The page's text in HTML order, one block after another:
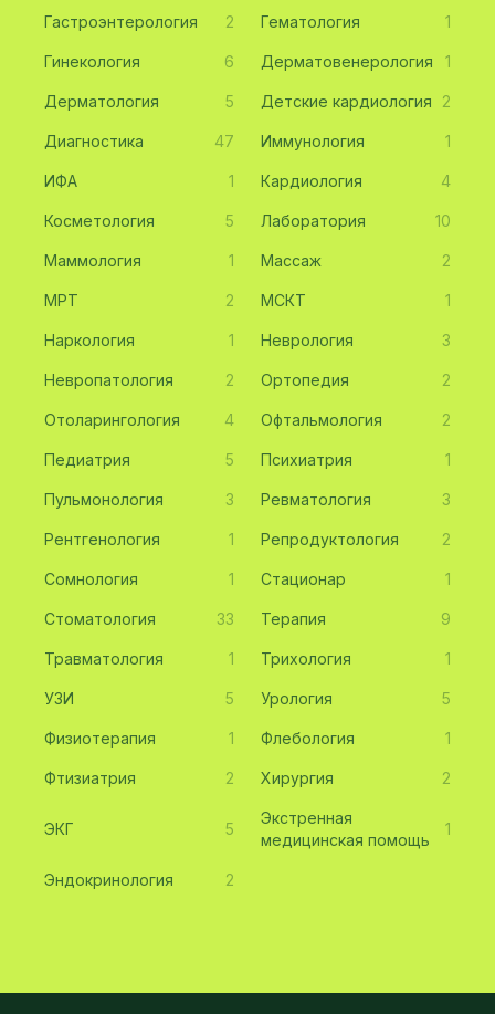
Гастроэнтерология 2 Гематология 1
Гинекология 6 Дерматовенерология 1
Дерматология 5 Детские кардиология 2
Диагностика 47 Иммунология 1
ИФА 1 Кардиология 4
Косметология 5 Лаборатория 10
Маммология 1 Массаж 2
МРТ 2 МСКТ 1
Наркология 1 Неврология 3
Невропатология 2 Ортопедия 2
Отоларингология 4 Офтальмология 2
Педиатрия 5 Психиатрия 1
Пульмонология 3 Ревматология 3
Рентгенология 1 Репродуктология 2
Сомнология 1 Стационар 1
Стоматология 33 Терапия 9
Травматология 1 Трихология 1
УЗИ 5 Урология 5
Физиотерапия 1 Флебология 1
Фтизиатрия 2 Хирургия 2
ЭКГ 5
Экстренная
медицинская помощь
1
Эндокринология 2